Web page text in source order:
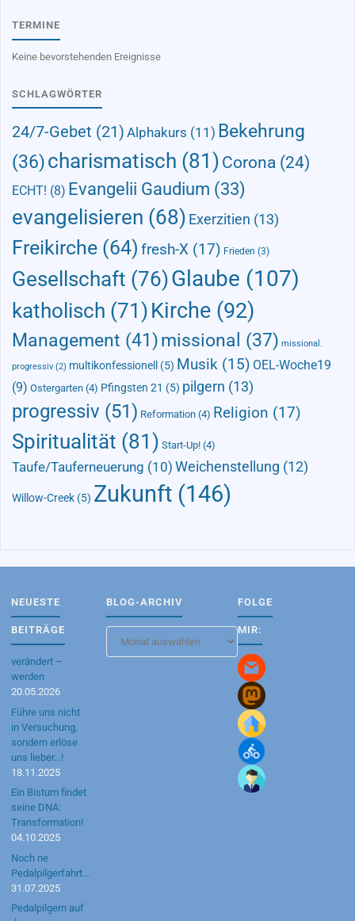
TERMINE
Keine bevorstehenden Ereignisse
SCHLAGWÖRTER
24/7-Gebet (21) Alphakurs (11) Bekehrung
(36)charismatisch (81) Corona (24)
ECHT! (8) Evangelii Gaudium (33)
evangelisieren (68) Exerzitien (13)
Freikirche (64) fresh-X (17) Frieden (3)
Gesellschaft (76)Glaube (107)
katholisch (71) Kirche (92)
Management (41)missional (37) missional.
progressiv (2) multikonfessionell (5) Musik (15) OEL-Woche19
(9) Ostergarten (4) Pfingsten 21 (5) pilgern (13)
progressiv (51) Reformation (4) Religion (17)
Spiritualität (81) Start-Up! (4)
Taufe/Tauferneuerung (10) Weichenstellung (12)
Willow-Creek (5) Zukunft (146)
NEUESTE
BEITRÄGE
verändert –
werden
20.05.2026
Führe uns nicht
in Versuchung,
sondern erlöse
uns lieber…!
18.11.2025
Ein Bistum findet
seine DNA:
Transformation!
04.10.2025
Noch ne
Pedalpilgerfahrt…
31.07.2025
Pedalpilgern auf
BLOG-ARCHIV
Archiv
FOLGE
MIR: